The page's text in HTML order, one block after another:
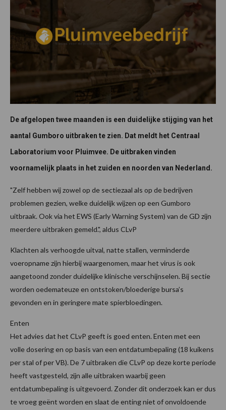
De afgelopen twee maanden is een duidelijke stijging van het
aantal Gumboro uitbraken te zien. Dat meldt het Centraal
Laboratorium voor Pluimvee. De uitbraken vinden
voornamelijk plaats in het zuiden en noorden van Nederland.
"Zelf hebben wij zowel op de sectiezaal als op de bedrijven
problemen gezien, welke duidelijk wijzen op een Gumboro
uitbraak. Ook via het EWS (Early Warning System) van de GD zijn
meerdere uitbraken gemeld.", aldus CLvP
Klachten als verhoogde uitval, natte stallen, verminderde
voeropname zijn hierbij waargenomen, maar het virus is ook
aangetoond zonder duidelijke klinische verschijnselen. Bij sectie
worden oedemateuze en ontstoken/bloederige bursa’s
gevonden en in geringere mate spierbloedingen.
Enten
Het advies dat het CLvP geeft is goed enten. Enten met een
volle dosering en op basis van een entdatumbepaling (18 kuikens
per stal of per VB). De 7 uitbraken die CLvP op deze korte periode
heeft vastgesteld, zijn alle uitbraken waarbij geen
entdatumbepaling is uitgevoerd. Zonder dit onderzoek kan er dus
te vroeg geënt worden en slaat de enting niet of onvoldoende